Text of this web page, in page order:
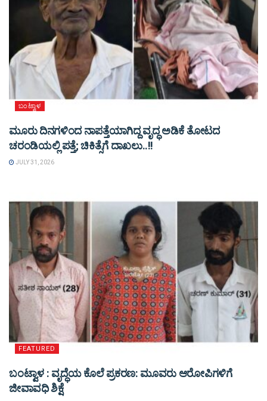
ಬಂಟ್ವಾಳ
ಮೂರು ದಿನಗಳಿಂದ ನಾಪತ್ತೆಯಾಗಿದ್ದ ವೃದ್ಧ ಅಡಿಕೆ ತೋಟದ
ಚರಂಡಿಯಲ್ಲಿ ಪತ್ತೆ; ಚಿಕಿತ್ಸೆಗೆ ದಾಖಲು..!!
JULY 31, 2026
FEATURED
ಬಂಟ್ವಾಳ : ವೃದ್ಧೆಯ ಕೊಲೆ ಪ್ರಕರಣ: ಮೂವರು ಆರೋಪಿಗಳಿಗೆ
ಜೀವಾವಧಿ ಶಿಕ್ಷೆ